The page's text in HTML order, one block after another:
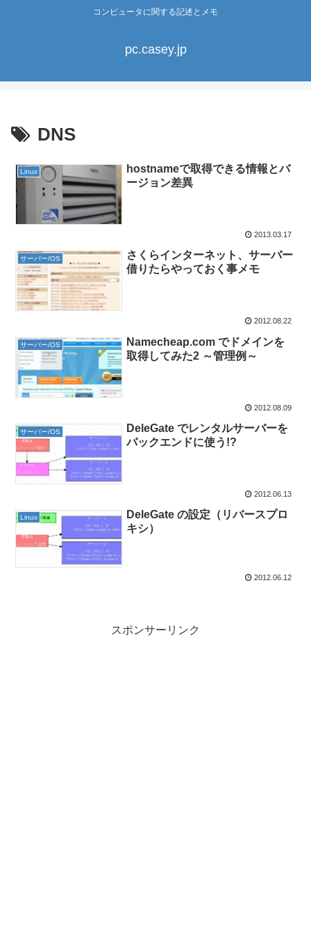
コンピュータに関する記述とメモ
pc.casey.jp
DNS
Linux
hostnameで取得できる情報とバ
ージョン差異
2013.03.17
サーバー/OS
さくらインターネット、サーバー
借りたらやっておく事メモ
2012.08.22
サーバー/OS
Namecheap.com でドメインを
取得してみた2 ～管理例～
2012.08.09
サーバー/OS
DeleGate でレンタルサーバーを
バックエンドに使う!?
2012.06.13
Linux
DeleGate の設定（リバースプロ
キシ）
2012.06.12
スポンサーリンク